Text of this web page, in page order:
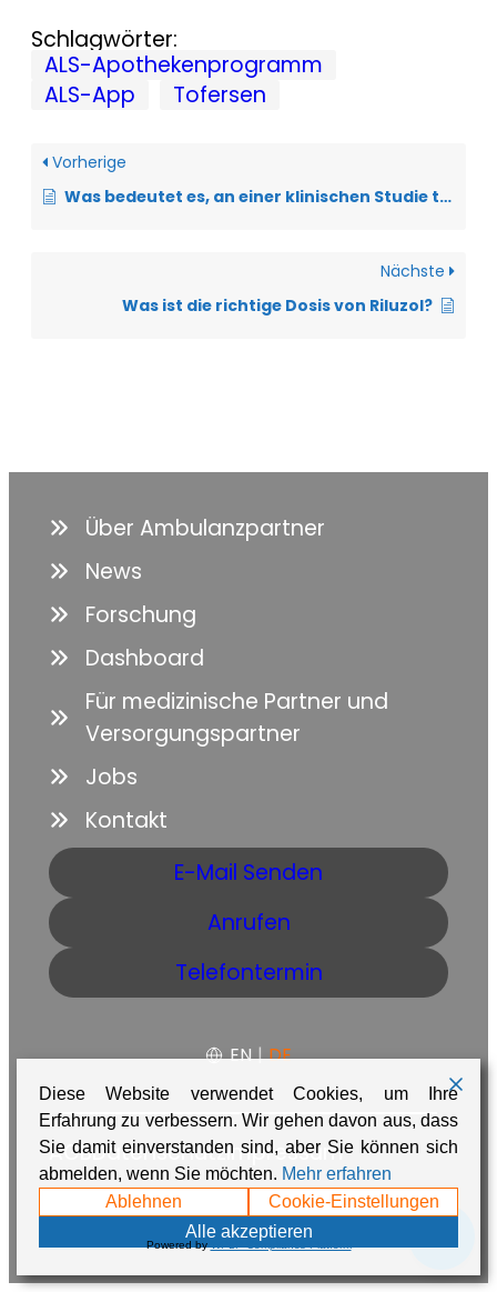
Schlagwörter:
ALS-Apothekenprogramm
ALS-App
Tofersen
Vorherige
Was bedeutet es, an einer klinischen Studie teilzunehmen?
Nächste
Was ist die richtige Dosis von Riluzol?
Über Ambulanzpartner
News
Forschung
Dashboard
Für medizinische Partner und
Versorgungspartner
Jobs
Kontakt
E-Mail Senden
Anrufen
Telefontermin
EN | DE
AGBDatenschutzImpressum
Made with ❤️ in Namibia byAdaire
Diese Website verwendet Cookies, um Ihre
Erfahrung zu verbessern. Wir gehen davon aus, dass
Sie damit einverstanden sind, aber Sie können sich
abmelden, wenn Sie möchten. Mehr erfahren
Ablehnen
Cookie-Einstellungen
Alle akzeptieren
Powered by WPLP Compliance Platform